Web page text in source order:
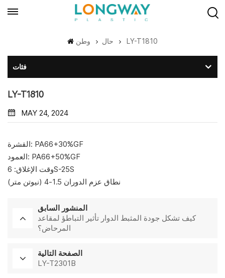
وطن حال LY-T1810
فئات
LY-T1810
MAY 24, 2024
القشرة: PA66+30%GF
العمود: PA66+50%GF
وقت الإغلاق: 6S-25S
نطاق عزم الدوران 1.5-4 (نيوتن متر)
المنشور السابق
كيف تشكل جودة المثبط الدوار تأثير التباطؤ لمقاعد
المرحاض؟
الصفحة التالية
LY-T2301B